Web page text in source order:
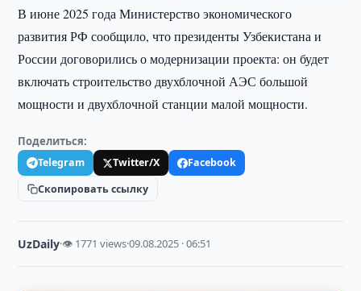
В июне 2025 года Министерство экономического
развития РФ сообщило, что президенты Узбекистана и
России договорились о модернизации проекта: он будет
включать строительство двухблочной АЭС большой
мощности и двухблочной станции малой мощности.
Поделиться:
Telegram Twitter/X
Facebook
Скопировать ссылку
UzDaily·👁 1771 views·09.08.2025 · 06:51